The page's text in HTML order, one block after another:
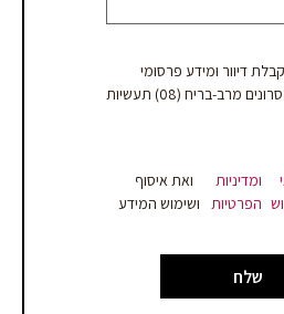
דיוור ומידע פרסומי
בדוא"ל ו/או מסרונים מרב-בריח (08) תעשיות
ומדיניות
הפרטיות
ואת איסוף
ושימוש המידע
שלח